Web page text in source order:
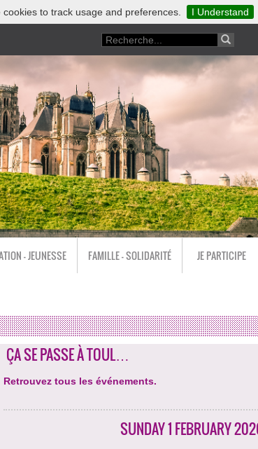
cookies to track usage and preferences. I Understand
- JEUNESSE FAMILLE - SOLIDARITÉ JE PARTICIPE
ÇA SE PASSE À TOUL…
Retrouvez tous les événements.
SUNDAY 1 FEBRUARY